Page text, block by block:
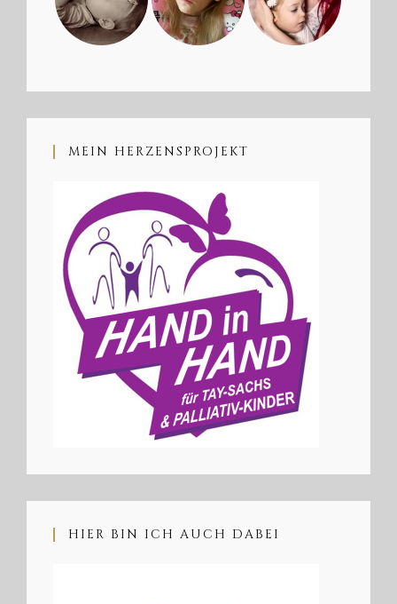
MEIN HERZENSPROJEKT
HIER BIN ICH AUCH DABEI